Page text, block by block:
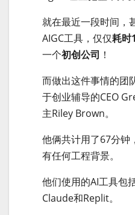
就在最近一段时间，
AIGC工具，仅仅耗时
一个初创公司 ！
而做出这件事情的团
于创业辅导的CEO
主Riley Brown。
他俩共计用了67分
有任何工程背景。
他们使用的AI工具包
Claude和Replit。